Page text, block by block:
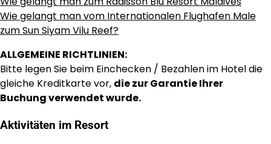
Wie gelangt man vom Internationalen Flughafen Male
zum Sun Siyam Vilu Reef?
ALLGEMEINE RICHTLINIEN:
Bitte legen Sie beim Einchecken / Bezahlen im Hotel die
gleiche Kreditkarte vor, die zur Garantie Ihrer
Buchung verwendet wurde.
Aktivitäten im Resort